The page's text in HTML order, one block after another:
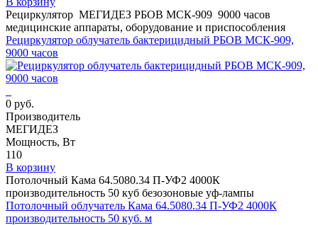
Рециркулятор МЕГИДЕЗ РБОВ МСК-909 9000 часов
медицинские аппараты, оборудование и приспособления
Рециркулятор облучатель бактерицидный РБОВ МСК-909,
9000 часов
0 руб.
Производитель
МЕГИДЕЗ
Мощность, Вт
110
В корзину
Потолочный Кама 64.5080.34 П-УФ2 4000К
производительность 50 куб безозоновые уф-лампы
Потолочный облучатель Кама 64.5080.34 П-УФ2 4000К
производительность 50 куб. м